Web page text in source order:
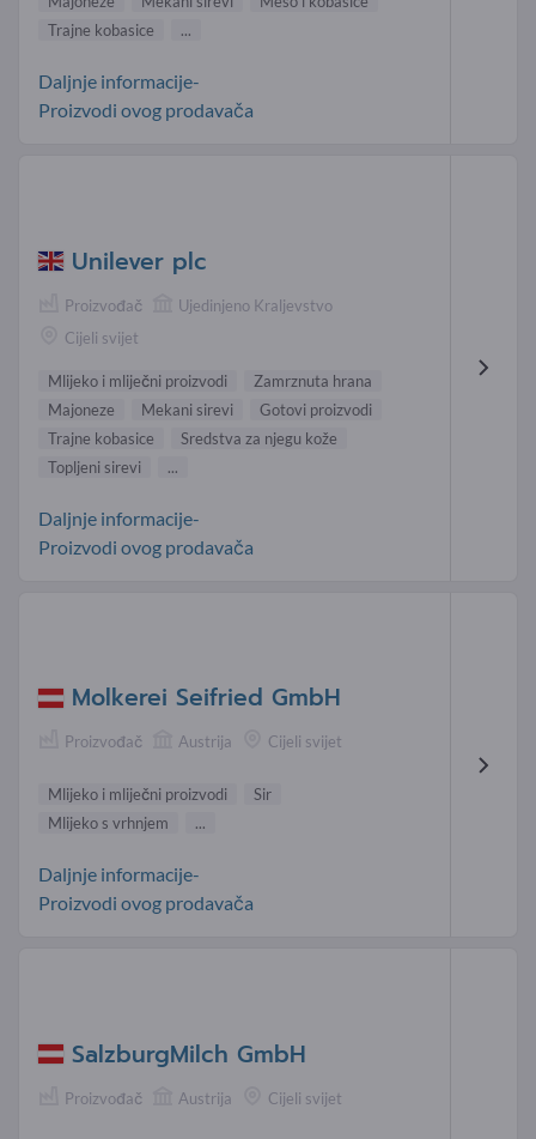
Trajne kobasice
...
Daljnje informacije-
Proizvodi ovog prodavača
Unilever plc
Proizvođač
Ujedinjeno Kraljevstvo
Cijeli svijet
Mlijeko i mliječni proizvodi
Zamrznuta hrana
Majoneze
Mekani sirevi
Gotovi proizvodi
Trajne kobasice
Sredstva za njegu kože
Topljeni sirevi
...
Daljnje informacije-
Proizvodi ovog prodavača
Molkerei Seifried GmbH
Proizvođač Austrija Cijeli svijet
Mlijeko i mliječni proizvodi
Sir
Mlijeko s vrhnjem
...
Daljnje informacije-
Proizvodi ovog prodavača
SalzburgMilch GmbH
Proizvođač Austrija Cijeli svijet